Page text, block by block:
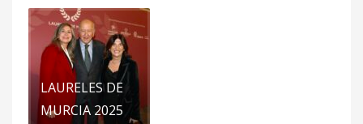
LAURELES DE
MURCIA 2025